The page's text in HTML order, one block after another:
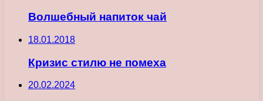
Волшебный напиток чай
18.01.2018
Кризис стилю не помеха
20.02.2024